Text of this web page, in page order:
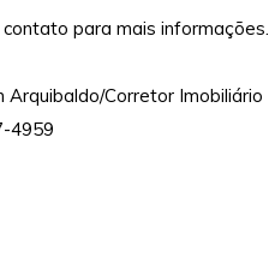
contato para mais informações.
Arquibaldo/Corretor Imobiliário
4959